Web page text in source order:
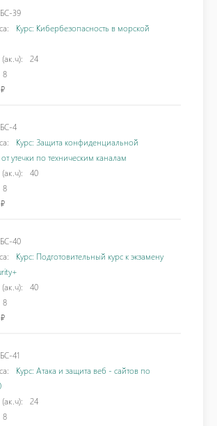
39
Курс: Кибербезопасность в морской
24
8
4
Курс: Защита конфиденциальной
утечки по техническим каналам
40
8
40
Курс: Подготовительный курс к экзамену
40
8
41
Курс: Атака и защита веб - сайтов по
24
8